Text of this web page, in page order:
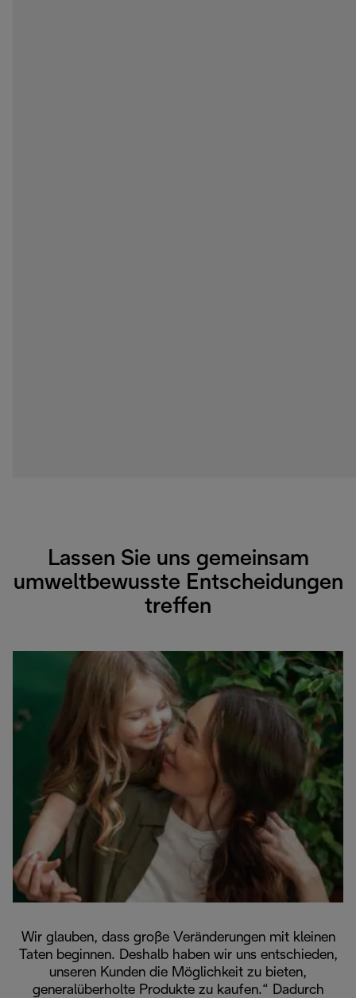
Lassen Sie uns gemeinsam
umweltbewusste Entscheidungen
treffen
Wir glauben, dass große Veränderungen mit kleinen
Taten beginnen. Deshalb haben wir uns entschieden,
unseren Kunden die Möglichkeit zu bieten,
generalüberholte Produkte zu kaufen.“ Dadurch